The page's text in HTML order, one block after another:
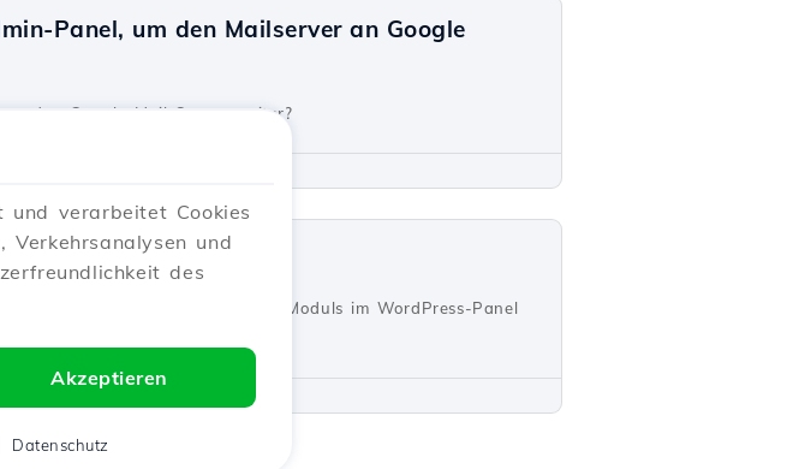
Panel, um den Mailserver an Google
den Google-Mail-Server weiter?
in WordPress.
des Redis Object-Moduls im WordPress-Panel
am 24/09/2024
und verarbeitet Cookies
Verkehrsanalysen und
des
Akzeptieren
Datenschutz